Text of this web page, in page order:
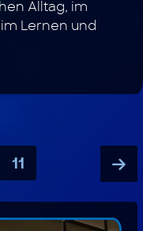
Alltag, im
Lernen und
11